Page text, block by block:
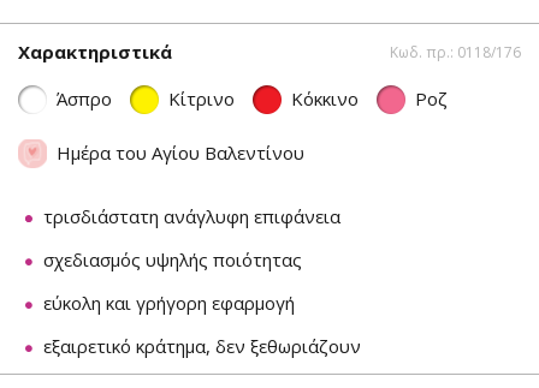
Χαρακτηριστικά Κωδ. πρ.: 0118/176
Άσπρο Κίτρινο Κόκκινο Ροζ
Ημέρα του Αγίου Βαλεντίνου
τρισδιάστατη ανάγλυφη επιφάνεια
σχεδιασμός υψηλής ποιότητας
εύκολη και γρήγορη εφαρμογή
εξαιρετικό κράτημα, δεν ξεθωριάζουν